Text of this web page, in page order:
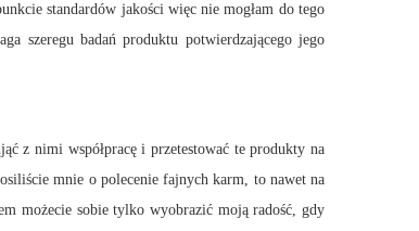
standardów jakości więc nie mogłam do tego
szeregu badań produktu potwierdzającego jego
z nimi współpracę i przetestować te produkty na
mnie o polecenie fajnych karm, to nawet na
możecie sobie tylko wyobrazić moją radość, gdy